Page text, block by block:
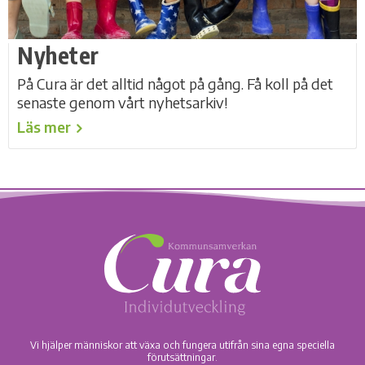
Nyheter
På Cura är det alltid något på gång. Få koll på det
senaste genom vårt nyhetsarkiv!
Läs mer
Vi hjälper människor att växa och fungera utifrån sina egna speciella
förutsättningar.